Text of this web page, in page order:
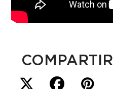
COMPARTIR